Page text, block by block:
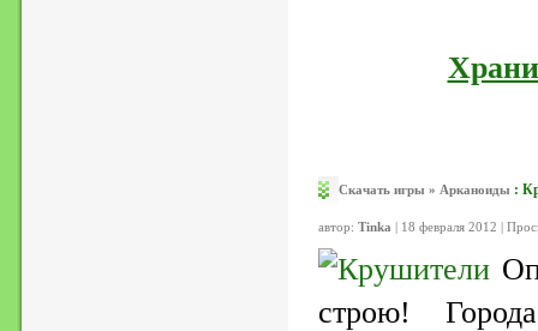
Скачать игры » Арканоиды :
автор: Tinka | 18 февраля 2012 |
строю!